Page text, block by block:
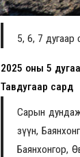
5, 6, 7 дугаар
2025 оны 5
Тавдугаар сард
Сарын дундаж
зүүн,
Баянхонгор,